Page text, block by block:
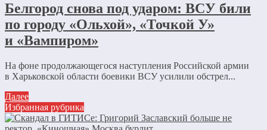
Белгород снова под ударом: ВСУ били
по городу «Ольхой», «Точкой У»
и «Вампиром»
На фоне продолжающегося наступления Российской армии
в Харьковской области боевики ВСУ усилили обстрел...
Далее
Избранная рубрика